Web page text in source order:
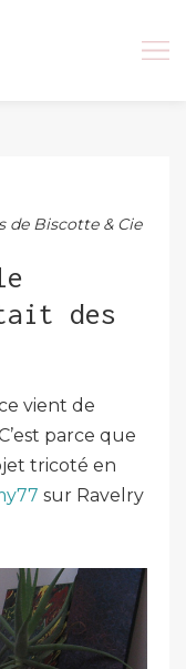
de Biscotte & Cie
des
vient de
parce que
tricoté en
sur Ravelry